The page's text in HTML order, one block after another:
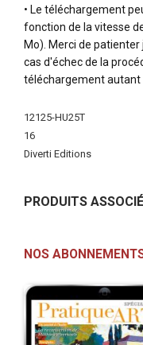
• Le téléchargement
fonction de la vitesse
Mo). Merci de
cas d'échec de la
téléchargement autant
Plus
d'infos
12125-HU25T
16
Diverti Editions
PRODUITS
NOS